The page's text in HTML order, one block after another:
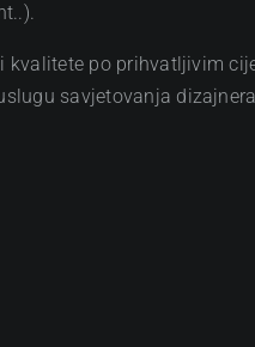
kvalitete po prihvatljivim
savjetovanja